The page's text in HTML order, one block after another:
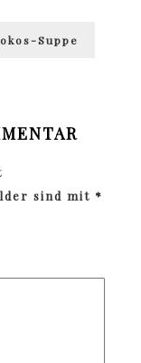
Suppe
sind mit *